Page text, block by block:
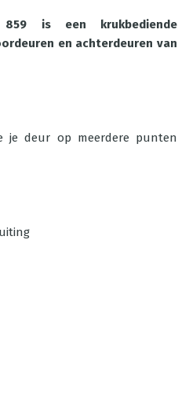
859 is een krukbediende
en achterdeuren van
je deur op meerdere punten